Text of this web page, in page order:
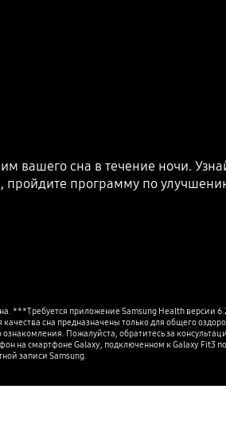
вашего сна в течение ночи.
программу по
***Требуется приложение Samsung Health
сна предназначены только для общего
Пожалуйста, обратитесь за
на смартфоне Galaxy, подключенном к Galaxy Fit3
записи Samsung.